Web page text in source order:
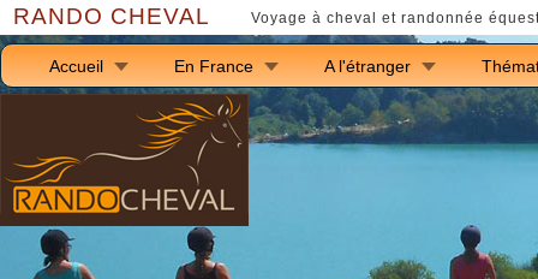
RANDO CHEVAL Voyage à cheval et randonnée
Accueil En France A l'étranger